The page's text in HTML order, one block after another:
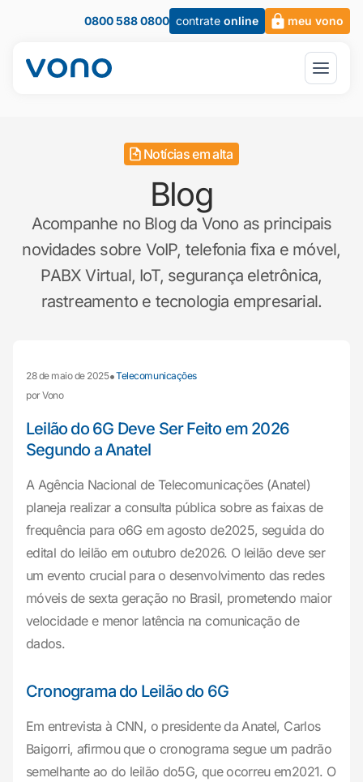
0800 588 0800 contrate online meu vono
Notícias em alta
Blog
Acompanhe no Blog da Vono as principais
novidades sobre VoIP, telefonia fixa e móvel,
PABX Virtual, IoT, segurança eletrônica,
rastreamento e tecnologia empresarial.
28 de maio de 2025•Telecomunicações
por Vono
Leilão do 6G Deve Ser Feito em 2026
Segundo a Anatel
A Agência Nacional de Telecomunicações (Anatel)
planeja realizar a consulta pública sobre as faixas de
frequência para o6G em agosto de2025, seguida do
edital do leilão em outubro de2026. O leilão deve ser
um evento crucial para o desenvolvimento das redes
móveis de sexta geração no Brasil, prometendo maior
velocidade e menor latência na comunicação de
dados.
Cronograma do Leilão do 6G
Em entrevista à CNN, o presidente da Anatel, Carlos
Baigorri, afirmou que o cronograma segue um padrão
semelhante ao do leilão do5G, que ocorreu em2021. O